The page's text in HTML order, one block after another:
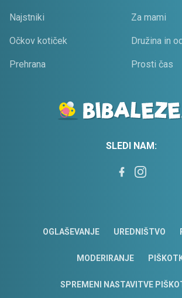
Najstniki Za mami
Očkov kotiček Družina in
Prehrana Prosti čas
SLEDI NAM:
OGLAŠEVANJE UREDNIŠTVO
MODERIRANJE
SPREMENI NASTAVITVE